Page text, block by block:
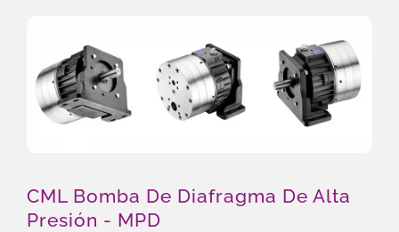
CML Bomba De Diafragma De Alta
Presión - MPD